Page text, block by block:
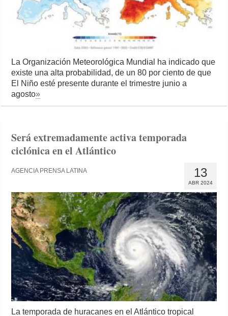
La Organización Meteorológica Mundial ha indicado que
existe una alta probabilidad, de un 80 por ciento de que
El Niño esté presente durante el trimestre junio a
agosto»
Será extremadamente activa temporada
ciclónica en el Atlántico
13
ABR 2024
AGENCIA PRENSA LATINA
La temporada de huracanes en el Atlántico tropical